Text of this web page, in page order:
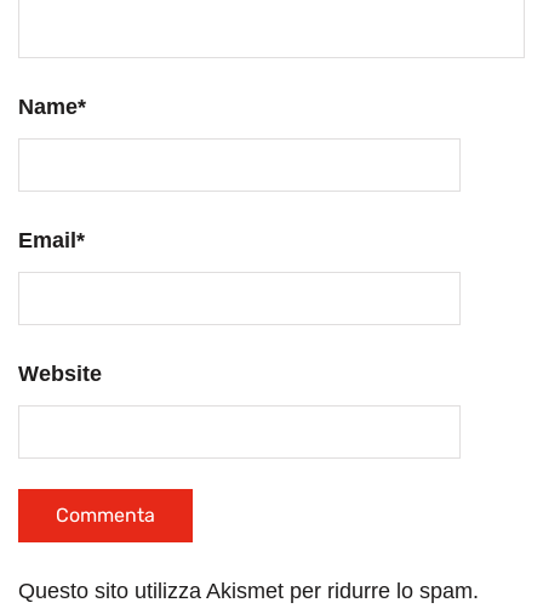
Name*
Email*
Website
Questo sito utilizza Akismet per ridurre lo spam.